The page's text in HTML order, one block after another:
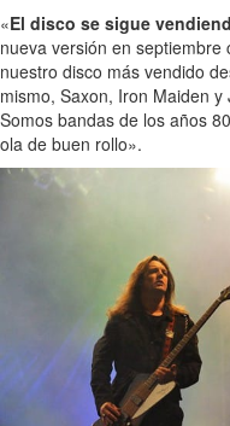
«El disco se sigue
nueva versión en
nuestro disco más vendido
mismo, Saxon, Iron Maiden
Somos bandas de los años
ola de buen rollo».